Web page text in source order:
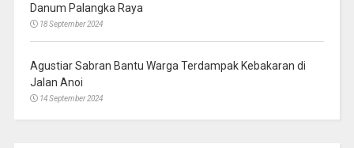
Danum Palangka Raya
18 September 2024
Agustiar Sabran Bantu Warga Terdampak Kebakaran di
Jalan Anoi
14 September 2024